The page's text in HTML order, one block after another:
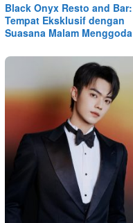
Black Onyx Resto and Bar:
Tempat Eksklusif dengan
Suasana Malam Menggoda